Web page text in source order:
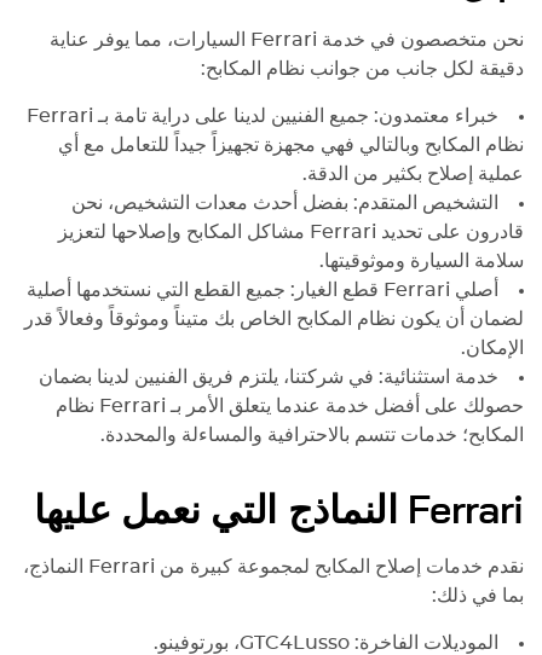
نحن متخصصون في خدمة Ferrari
السيارات، مما يوفر عناية
دقيقة لكل جانب من جوانب نظام المكابح:
خبراء معتمدون: جميع الفنيين لدينا على دراية تامة بـ Ferrari
نظام المكابح وبالتالي فهي مجهزة تجهيزاً جيداً للتعامل مع أي
عملية إصلاح بكثير من الدقة.
التشخيص المتقدم: بفضل أحدث معدات التشخيص، نحن
قادرون على تحديد Ferrari مشاكل المكابح وإصلاحها لتعزيز
سلامة السيارة وموثوقيتها.
أصلي Ferrari قطع الغيار: جميع القطع التي نستخدمها أصلية
لضمان أن يكون نظام المكابح الخاص بك متيناً وموثوقاً وفعالاً قدر
الإمكان.
خدمة استثنائية: في شركتنا، يلتزم فريق الفنيين لدينا بضمان
حصولك على أفضل خدمة عندما يتعلق الأمر بـ Ferrari نظام
المكابح؛ خدمات تتسم بالاحترافية والمساءلة والمحددة.
Ferrari النماذج التي نعمل عليها
نقدم خدمات إصلاح المكابح لمجموعة كبيرة من Ferrari
النماذج،
بما في ذلك:
الموديلات الفاخرة: GTC4Lusso، بورتوفينو.